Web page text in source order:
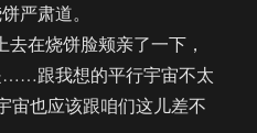
严肃道。
在烧饼脸颊亲了一下，
……跟我想的平行宇宙不太
宙也应该跟咱们这儿差不